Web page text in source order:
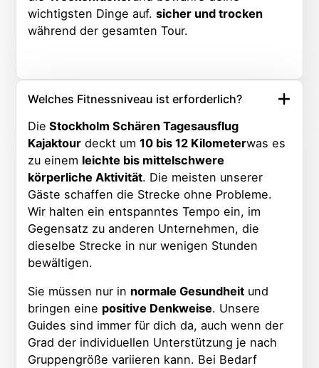
wichtigsten Dinge auf.sicher und trocken
während der gesamten Tour.
Welches Fitnessniveau ist erforderlich?
Die Stockholm Schären Tagesausflug
Kajaktour deckt um10 bis 12 Kilometerwas es
zu einem leichte bis mittelschwere
körperliche Aktivität. Die meisten unserer
Gäste schaffen die Strecke ohne Probleme.
Wir halten ein entspanntes Tempo ein, im
Gegensatz zu anderen Unternehmen, die
dieselbe Strecke in nur wenigen Stunden
bewältigen.
Sie müssen nur in normale Gesundheit und
bringen eine positive Denkweise. Unsere
Guides sind immer für dich da, auch wenn der
Grad der individuellen Unterstützung je nach
Gruppengröße variieren kann. Bei Bedarf